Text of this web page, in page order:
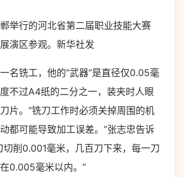
行的河北省第二届职业技能大赛
演区参观。新华社发
铣工，他的“武器”是直径仅0.05毫
不过A4纸的二分之一，装夹时人眼
片。“铣刀工作时必须关掉周围的机
都可能导致加工误差。”张志忠告诉
切削0.001毫米，几百刀下来，每一刀
0.005毫米以内。”